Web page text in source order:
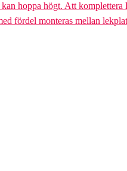
hoppa högt. Att
fördel monteras mellan